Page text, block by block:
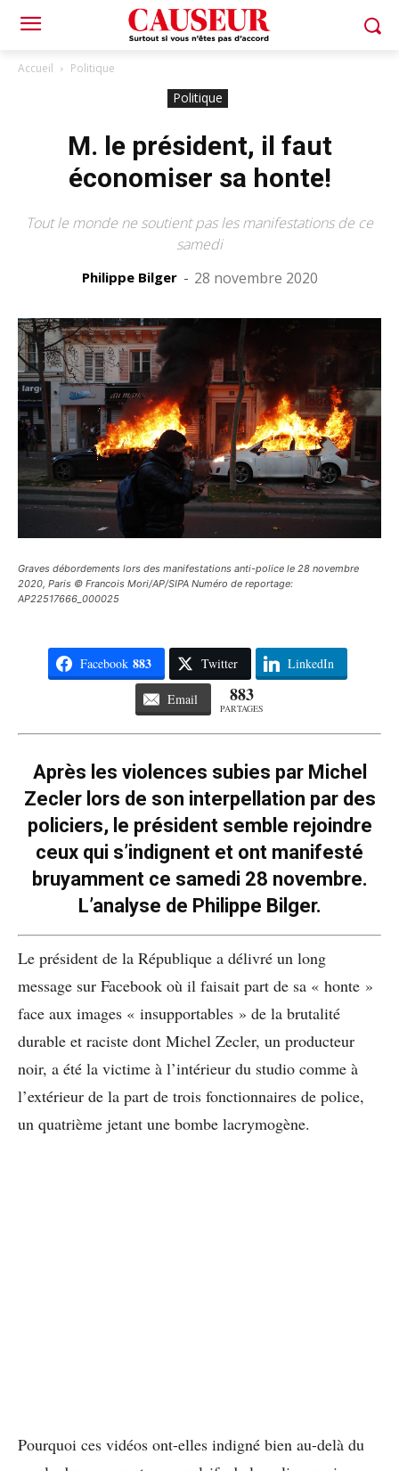
Accueil Politique
Politique
M. le président, il faut
économiser sa honte!
Tout le monde ne soutient pas les manifestations de ce
samedi
Philippe Bilger - 28 novembre 2020
Graves débordements lors des manifestations anti-police le 28 novembre
2020, Paris © Francois Mori/AP/SIPA Numéro de reportage:
AP22517666_000025
Facebook 883 Twitter LinkedIn
Email 883
PARTAGES
Après les violences subies par Michel
Zecler lors de son interpellation par des
policiers, le président semble rejoindre
ceux qui s’indignent et ont manifesté
bruyamment ce samedi 28 novembre.
L’analyse de Philippe Bilger.
Le président de la République a délivré un long
message sur Facebook où il faisait part de sa « honte »
face aux images « insupportables » de la brutalité
durable et raciste dont Michel Zecler, un producteur
noir, a été la victime à l’intérieur du studio comme à
l’extérieur de la part de trois fonctionnaires de police,
un quatrième jetant une bombe lacrymogène.
Pourquoi ces vidéos ont-elles indigné bien au-delà du